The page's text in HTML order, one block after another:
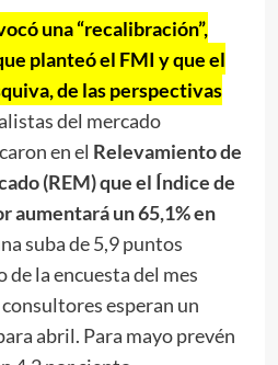
una “recalibración”,
planteó el FMI y que el
de las perspectivas
del mercado
en el Relevamiento de
(REM) que el Índice de
aumentará un 65,1% en
suba de 5,9 puntos
la encuesta del mes
esperan un
abril. Para mayo prevén